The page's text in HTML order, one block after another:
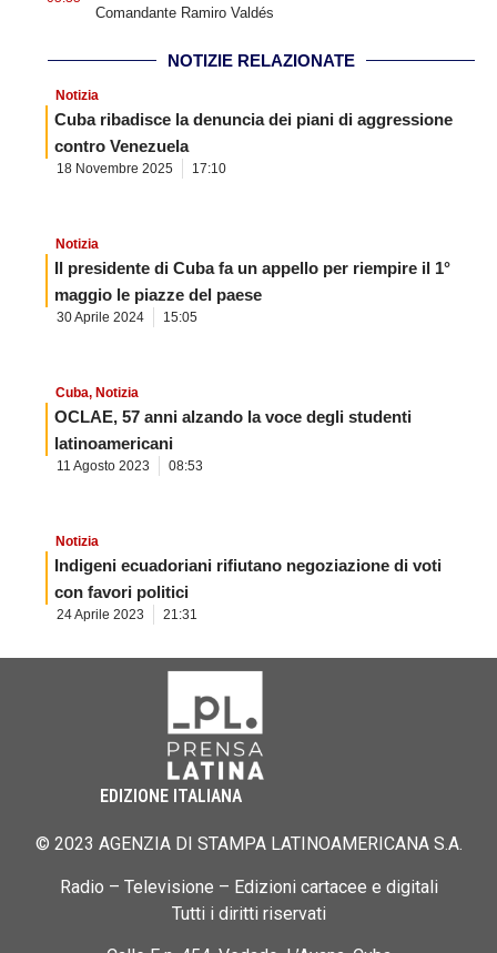
Comandante Ramiro Valdés
NOTIZIE RELAZIONATE
Notizia
Cuba ribadisce la denuncia dei piani di aggressione
contro Venezuela
18 Novembre 2025 17:10
Notizia
Il presidente di Cuba fa un appello per riempire il 1°
maggio le piazze del paese
30 Aprile 2024 15:05
Cuba, Notizia
OCLAE, 57 anni alzando la voce degli studenti
latinoamericani
11 Agosto 2023 08:53
Notizia
Indigeni ecuadoriani rifiutano negoziazione di voti
con favori politici
24 Aprile 2023 21:31
EDIZIONE ITALIANA
© 2023 AGENZIA DI STAMPA LATINOAMERICANA S.A.
Radio – Televisione – Edizioni cartacee e digitali
Tutti i diritti riservati